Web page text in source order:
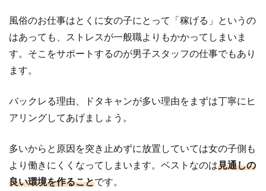
風俗のお仕事はとくに女の子にとって「稼げる」というの
はあっても、ストレスが一般職よりもかかってしまいま
す。そこをサポートするのが男子スタッフの仕事でもあり
ます。
バックレる理由、ドタキャンが多い理由をまずは丁寧にヒ
アリングしてあげましょう。
多いからと原因を突き止めずに放置していては女の子側も
より働きにくくなってしまいます。ベストなのは見通しの
良い環境を作ることです。